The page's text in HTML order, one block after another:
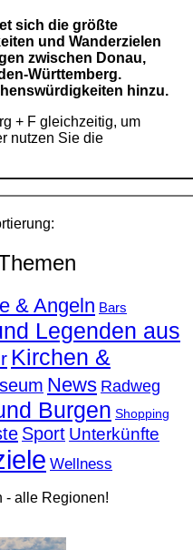
sich die größte
und Wanderzielen
zwischen Donau,
Württemberg.
hinzu.
+ F gleichzeitig, um
nutzen Sie die
& Angeln Bars
Legenden aus
Kirchen &
News Radweg
Burgen Shopping
Sport Unterkünfte
Wellness
- alle Regionen!